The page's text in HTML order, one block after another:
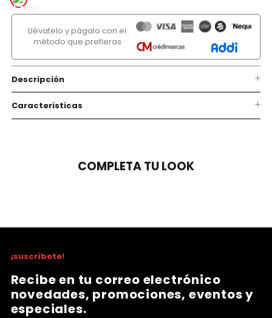
Llévatelo y págalo con el
método que prefieras
Descripción
Caracteristicas
COMPLETA TU LOOK
¡suscríbete!
Recibe en tu correo electrónico
novedades, promociones, eventos y
especiales.